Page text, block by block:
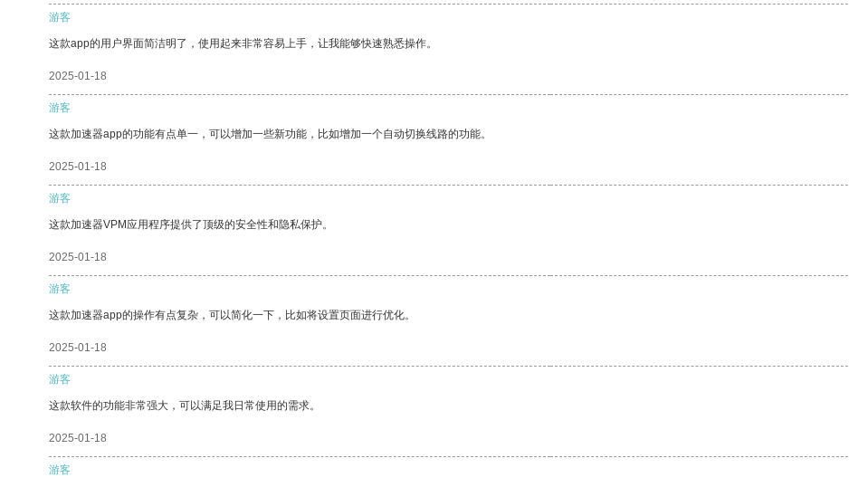
游客
这款app的用户界面简洁明了，使用起来非常容易上手，让我能够快速熟悉操作。
2025-01-18
游客
这款加速器app的功能有点单一，可以增加一些新功能，比如增加一个自动切换线路的功能。
2025-01-18
游客
这款加速器VPM应用程序提供了顶级的安全性和隐私保护。
2025-01-18
游客
这款加速器app的操作有点复杂，可以简化一下，比如将设置页面进行优化。
2025-01-18
游客
这款软件的功能非常强大，可以满足我日常使用的需求。
2025-01-18
游客